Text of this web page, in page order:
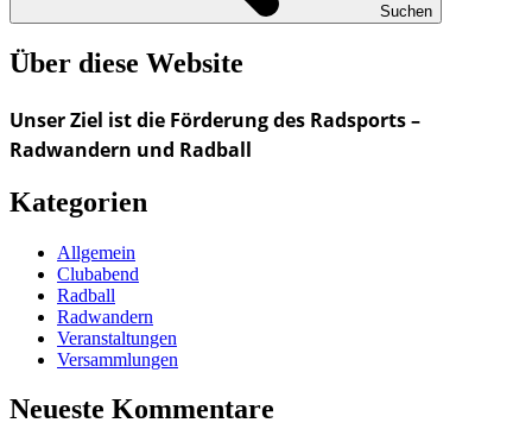
Suchen
Über diese Website
Unser Ziel ist die Förderung des Radsports –
Radwandern und Radball
Kategorien
Allgemein
Clubabend
Radball
Radwandern
Veranstaltungen
Versammlungen
Neueste Kommentare